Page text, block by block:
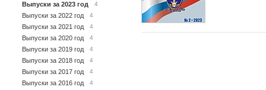
Выпуски за 2023 год 4
Выпуски за 2022 год 4
Выпуски за 2021 год 4
Выпуски за 2020 год 4
Выпуски за 2019 год 4
Выпуски за 2018 год 4
Выпуски за 2017 год 4
Выпуски за 2016 год 4